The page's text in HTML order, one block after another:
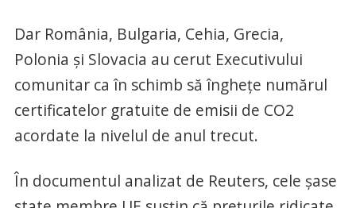
Dar România, Bulgaria, Cehia, Grecia,
Polonia şi Slovacia au cerut Executivului
comunitar ca în schimb să îngheţe numărul
certificatelor gratuite de emisii de CO2
acordate la nivelul de anul trecut.
În documentul analizat de Reuters, cele şase